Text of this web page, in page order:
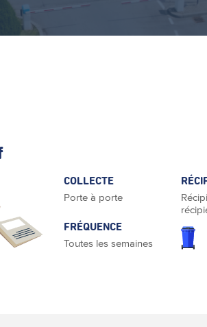
COLLECTE
Porte à porte
FRÉQUENCE
Toutes les semaines